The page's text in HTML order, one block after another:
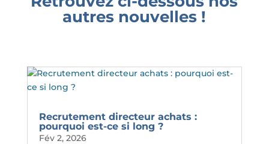
autres nouvelles !
Recrutement directeur achats :
pourquoi est-ce si long ?
Fév 2, 2026